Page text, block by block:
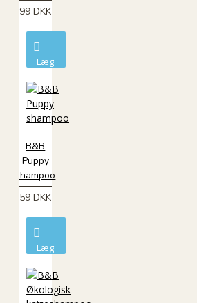
99 DKK
Læg
kurv
B&B
Puppy
shampoo
59 DKK
Læg
kurv